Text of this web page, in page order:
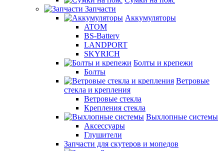
Запчасти
Аккумуляторы
ATOM
BS-Battery
LANDPORT
SKYRICH
Болты и крепежи
Болты
Ветровые
стекла и крепления
Ветровые стекла
Крепления стекла
Выхлопные системы
Аксессуары
Глушители
Запчасти для скутеров и мопедов